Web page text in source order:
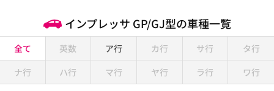
インプレッサ GP/GJ型の車種一覧
全て 英数 ア行 カ行 サ行
タ行
ナ行
ハ行 マ行 ヤ行 ラ行 ワ行